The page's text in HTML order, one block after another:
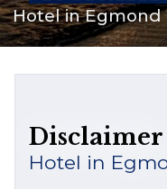
Hotel in Egmond
Disclaimer
Hotel in